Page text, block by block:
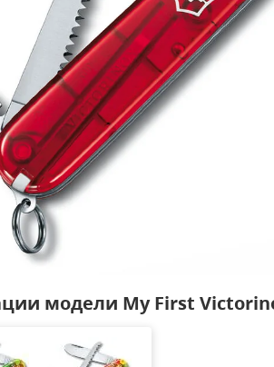
модели My First